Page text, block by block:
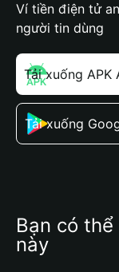
Ví tiền điện tử
người tin dùng
Tải xuống APK
Tải xuống
Bạn có
này